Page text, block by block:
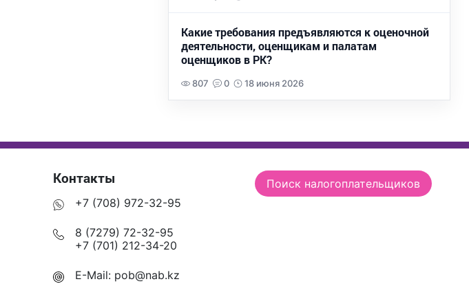
Какие требования предъявляются к оценочной
деятельности, оценщикам и палатам
оценщиков в РК?
807 0 18 июня 2026
Контакты
+7 (708) 972-32-95
8 (7279) 72-32-95
+7 (701) 212-34-20
E-Mail: pob@nab.kz
Поиск налогоплательщиков